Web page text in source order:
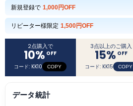
新規登録で 1,000円OFF
リピーター様限定 1,500円OFF
2点購入で
10% OFF
コード: KK10
COPY
3点以上のご購入
15% OFF
コード: KK15
COPY
データ統計